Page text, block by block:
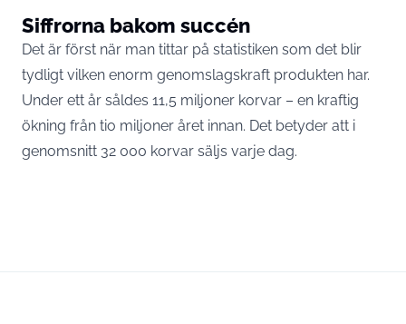
Siffrorna bakom succén
Det är först när man tittar på statistiken som det blir
tydligt vilken enorm genomslagskraft produkten har.
Under ett år såldes 11,5 miljoner korvar – en kraftig
ökning från tio miljoner året innan. Det betyder att i
genomsnitt 32 000 korvar säljs varje dag.